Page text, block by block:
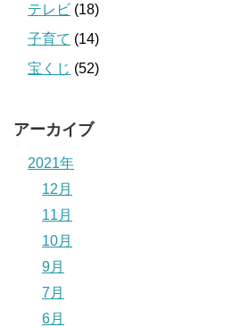
テレビ (18)
子育て (14)
宝くじ (52)
アーカイブ
2021年
12月
11月
10月
9月
7月
6月